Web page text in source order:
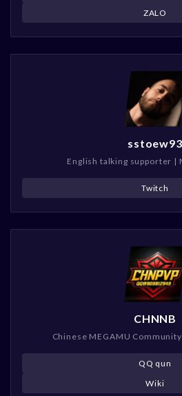
ZALO
sstoew93
English talking supporter |
Twitch
CHNNB
Chinese MEGAMU
QQ qun
Wiki